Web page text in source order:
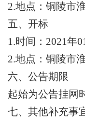
2.地点：铜陵市
五、开标
1.时间：2021年
2.地点：铜陵市
六、公告期限
起始为公告挂网
七、其他补充事